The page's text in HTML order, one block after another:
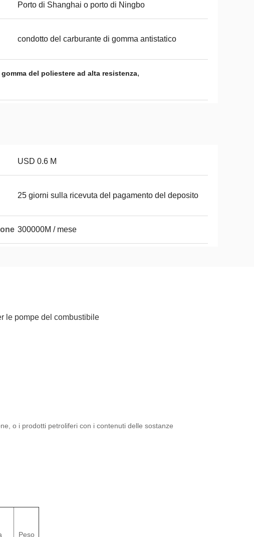
Porto di Shanghai o porto di Ningbo
condotto del carburante di gomma antistatico
del poliestere ad alta resistenza,
USD 0.6 M
25 giorni sulla ricevuta del pagamento del deposito
300000M / mese
le pompe del combustibile
o i prodotti petroliferi con i contenuti delle sostanze
Peso